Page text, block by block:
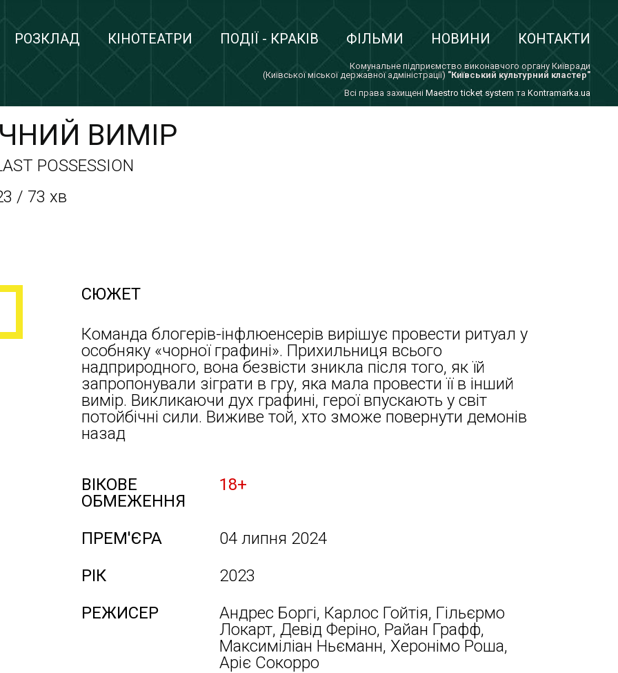
РОЗКЛАД КІНОТЕАТРИ ПОДІЇ - КРАКІВ ФІЛЬМИ НОВИНИ КОНТАКТИ
Комунальне підприємство виконавчого органу Київради
(Київської міської державної адміністрації) "Київський культурний кластер"
Всi права захищенi Maestro ticket system та Kontramarka.ua
ВИМІР
POSSESSION
/ 73 хв
СЮЖЕТ
Команда блогерів-інфлюенсерів вирішує провести ритуал у
особняку «чорної графині». Прихильниця всього
надприродного, вона безвісти зникла після того, як їй
запропонували зіграти в гру, яка мала провести її в інший
вимір. Викликаючи дух графині, герої впускають у світ
потойбічні сили. Виживе той, хто зможе повернути демонів
назад
ВІКОВЕ
ОБМЕЖЕННЯ
18+
ПРЕМ'ЄРА
04 липня 2024
РІК
2023
РЕЖИСЕР
Андрес Боргі, Карлос Гойтія, Гільєрмо
Локарт, Девід Феріно, Райан Графф,
Максиміліан Ньєманн, Херонімо Роша,
Аріє Сокорро